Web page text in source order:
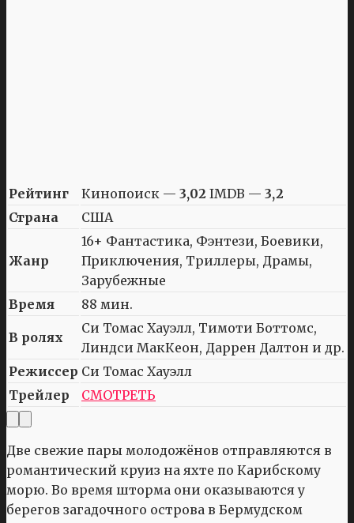
Рейтинг Кинопоиск — 3,02 IMDB — 3,2
Страна
США
Жанр
16+ Фантастика, Фэнтези, Боевики,
Приключения, Триллеры, Драмы,
Зарубежные
Время
88 мин.
В ролях
Си Томас Хауэлл, Тимоти Боттомс,
Линдси МакКеон, Даррен Далтон и др.
Режиссер Си Томас Хауэлл
Трейлер
СМОТРЕТЬ
Две свежие пары молодожёнов отправляются в
романтический круиз на яхте по Карибскому
морю. Во время шторма они оказываются у
берегов загадочного острова в Бермудском